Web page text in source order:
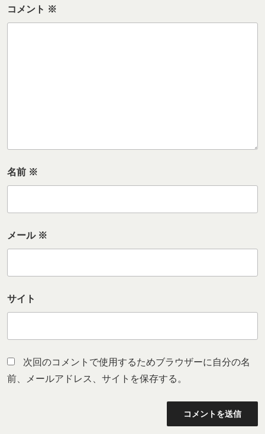
コメント ※
名前 ※
メール ※
サイト
次回のコメントで使用するためブラウザーに自分の名
前、メールアドレス、サイトを保存する。